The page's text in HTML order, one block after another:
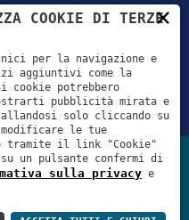
Cookie
policy
Accessibilità
×
COOKIE DI TERZE
per la navigazione e
aggiuntivi come la
cookie potrebbero
pubblicità mirata e
solo cliccando su
le tue
tramite il link "Cookie"
un pulsante confermi di
sulla privacy e